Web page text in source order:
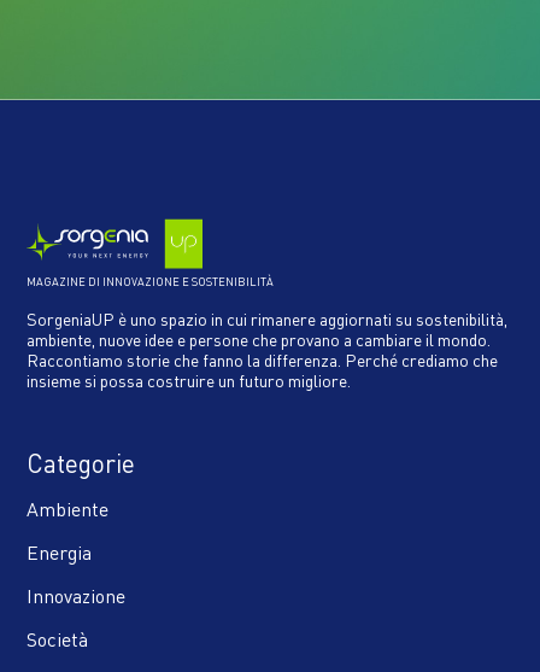
MAGAZINE DI INNOVAZIONE E SOSTENIBILITÀ
SorgeniaUP è uno spazio in cui rimanere aggiornati su sostenibilità,
ambiente, nuove idee e persone che provano a cambiare il mondo.
Raccontiamo storie che fanno la differenza. Perché crediamo che
insieme si possa costruire un futuro migliore.
Categorie
Ambiente
Energia
Innovazione
Società